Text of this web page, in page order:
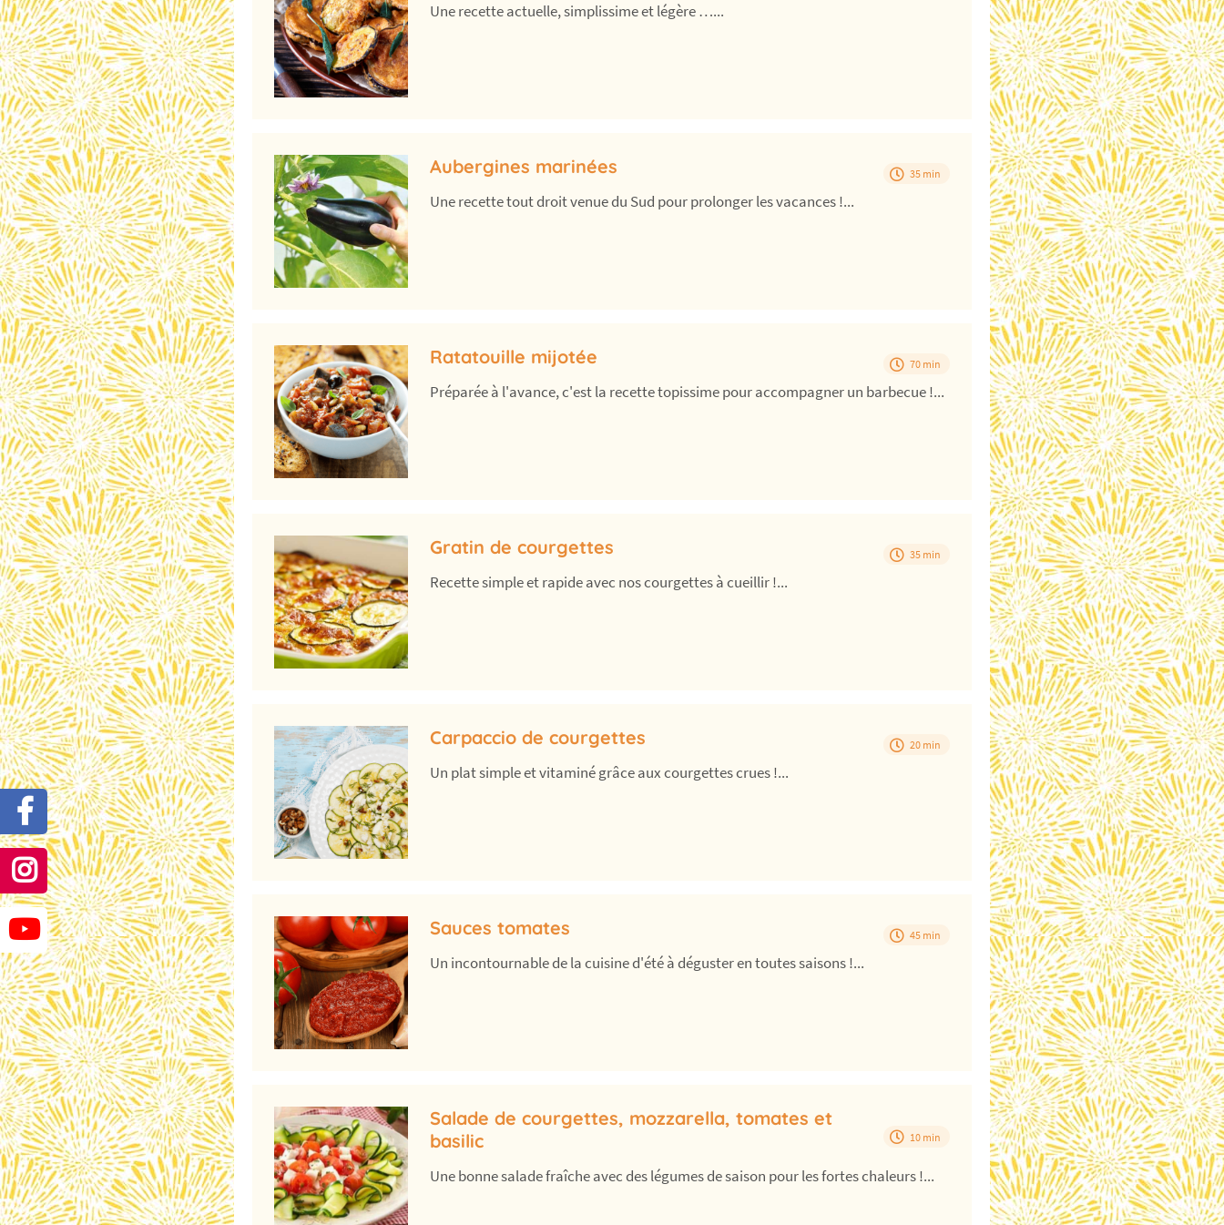
Une recette actuelle, simplissime et légère …...
Aubergines marinées 35 min
Une recette tout droit venue du Sud pour prolonger les vacances !...
Ratatouille mijotée 70 min
Préparée à l'avance, c'est la recette topissime pour accompagner un barbecue !...
Gratin de courgettes 35 min
Recette simple et rapide avec nos courgettes à cueillir !...
Carpaccio de courgettes 20 min
Un plat simple et vitaminé grâce aux courgettes crues !...
Sauces tomates 45 min
Un incontournable de la cuisine d'été à déguster en toutes saisons !...
Salade de courgettes, mozzarella, tomates et
basilic
10 min
Une bonne salade fraîche avec des légumes de saison pour les fortes chaleurs !...